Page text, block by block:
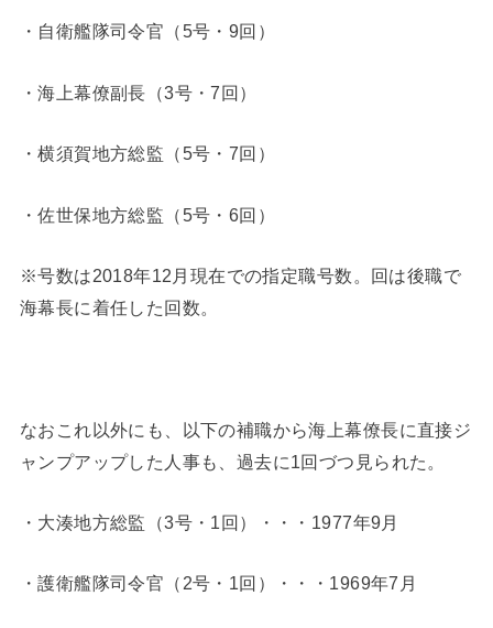
・自衛艦隊司令官（5号・9回）
・海上幕僚副長（3号・7回）
・横須賀地方総監（5号・7回）
・佐世保地方総監（5号・6回）
※号数は2018年12月現在での指定職号数。回は後職で
海幕長に着任した回数。
なおこれ以外にも、以下の補職から海上幕僚長に直接ジ
ャンプアップした人事も、過去に1回づつ見られた。
・大湊地方総監（3号・1回）・・・1977年9月
・護衛艦隊司令官（2号・1回）・・・1969年7月